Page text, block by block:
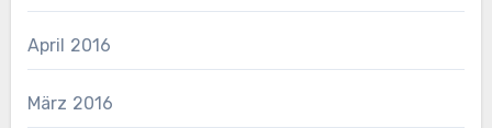
April 2016
März 2016